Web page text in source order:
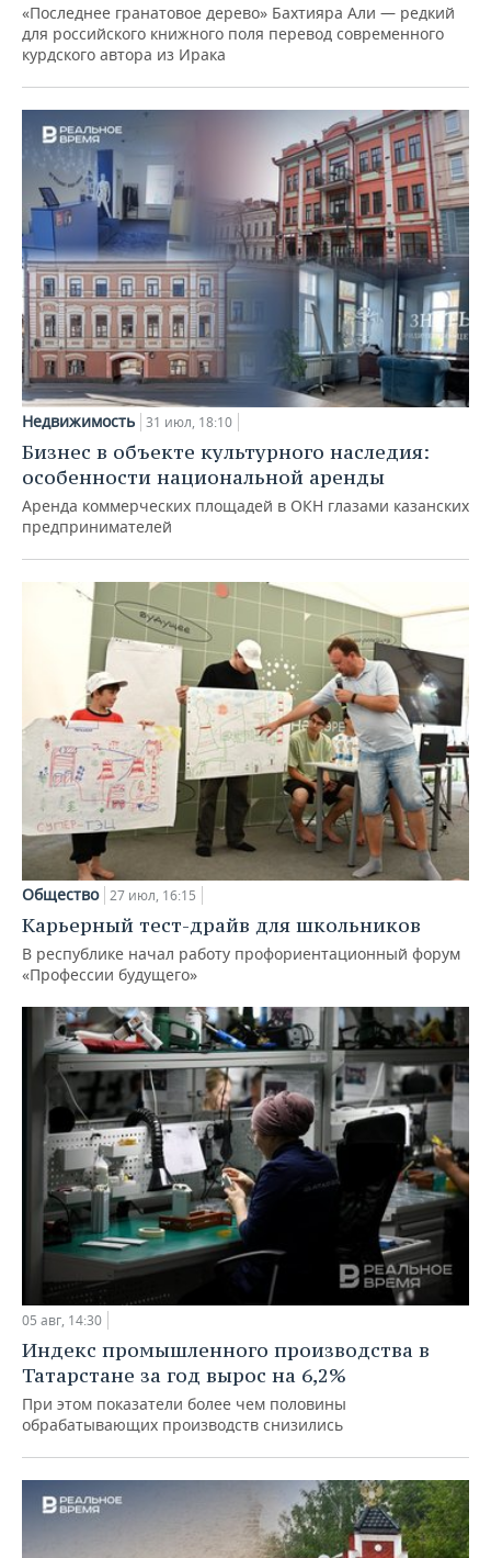
«Последнее гранатовое дерево» Бахтияра Али — редкий
для российского книжного поля перевод современного
курдского автора из Ирака
Недвижимость 31 июл, 18:10
Бизнес в объекте культурного наследия:
особенности национальной аренды
Аренда коммерческих площадей в ОКН глазами казанских
предпринимателей
Общество 27 июл, 16:15
Карьерный тест-драйв для школьников
В республике начал работу профориентационный форум
«Профессии будущего»
05 авг, 14:30
Индекс промышленного производства в
Татарстане за год вырос на 6,2%
При этом показатели более чем половины
обрабатывающих производств снизились